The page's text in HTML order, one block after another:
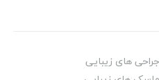
جراحی های زیبایی